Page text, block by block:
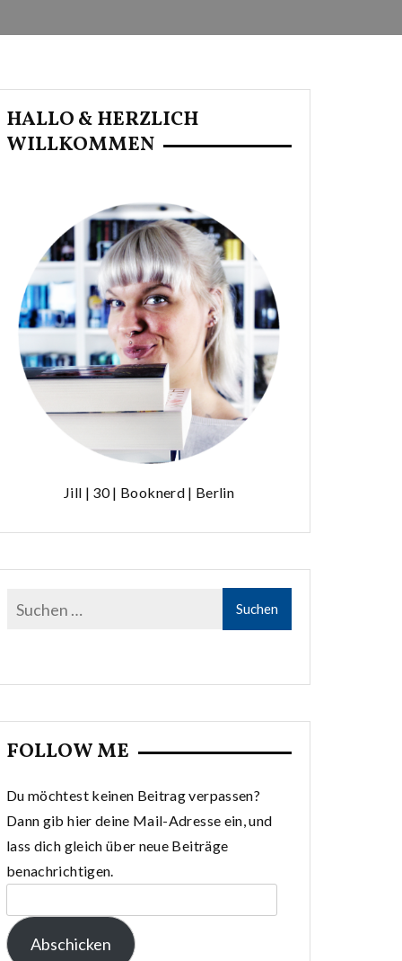
HALLO & HERZLICH
WILLKOMMEN
Jill | 30 | Booknerd | Berlin
FOLLOW ME
Du möchtest keinen Beitrag verpassen?
Dann gib hier deine Mail-Adresse ein, und
lass dich gleich über neue Beiträge
benachrichtigen.
Mail-
Adresse:
Abschicken